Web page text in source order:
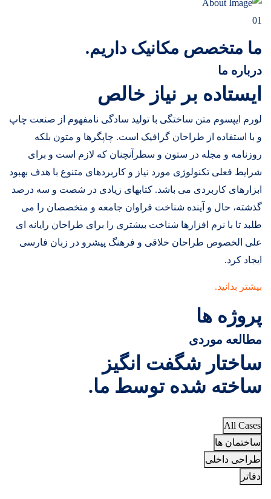
ما متخصص مکانیک داریم.
درباره ما
ایستاده بر نیاز خالص
لورم ایپسوم متن ساختگی با تولید سادگی نامفهوم از صنعت چاپ
و با استفاده از طراحان گرافیک است. چاپگرها و متون بلکه
روزنامه و مجله در ستون و سطرآنچنان که لازم است و برای
شرایط فعلی تکنولوژی مورد نیاز و کاربردهای متنوع با هدف بهبود
ابزارهای کاربردی می باشد. کتابهای زیادی در شصت و سه درصد
گذشته، حال و آینده شناخت فراوان جامعه و متخصصان را می
طلبد تا با نرم افزارها شناخت بیشتری را برای طراحان رایانه ای
علی الخصوص طراحان خلاقی و فرهنگ پیشرو در زبان فارسی
ایجاد کرد.
بیشتر بدانید.
پروژه ها
مطالعه موردی
ساختار شگفت انگیز
ساخته شده توسط ما.
All Cases
ساختمان ها
طراحی داخلی
دفاتر